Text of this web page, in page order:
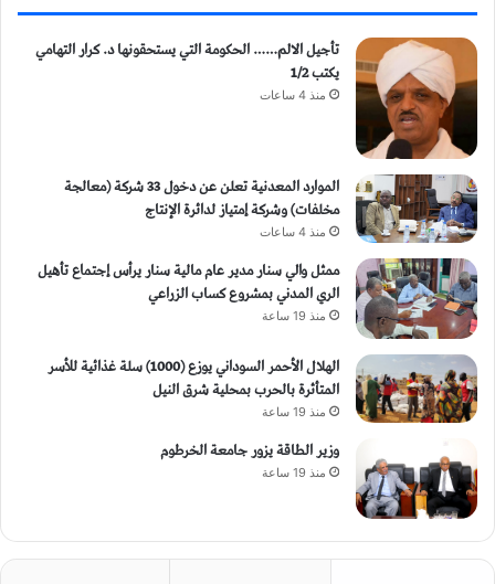
تأجيل الالم…… الحكومة التي يستحقونها د. كرار التهامي
يكتب 1/2
منذ 4 ساعات
الموارد المعدنية تعلن عن دخول 33 شركة (معالجة
مخلفات) وشركة إمتياز لدائرة الإنتاج
منذ 4 ساعات
ممثل والي سنار مدير عام مالية سنار يرأس إجتماع تأهيل
الري المدني بمشروع كساب الزراعي
منذ 19 ساعة
الهلال الأحمر السوداني يوزع (1000) سلة غذائية للأسر
المتأثرة بالحرب بمحلية شرق النيل
منذ 19 ساعة
وزير الطاقة يزور جامعة الخرطوم
منذ 19 ساعة